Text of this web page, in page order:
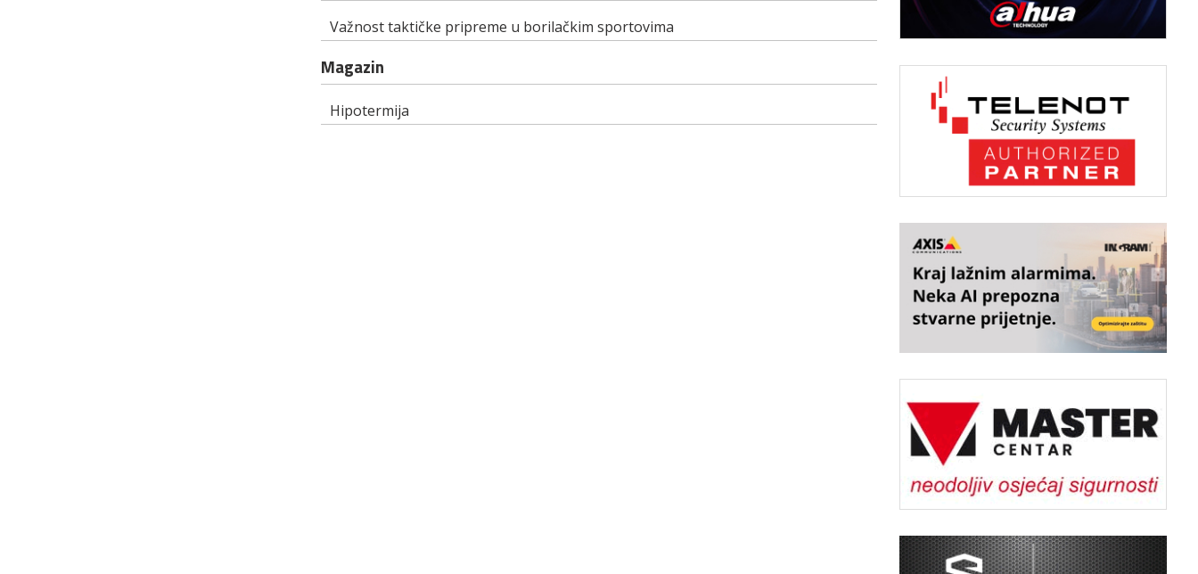
Važnost taktičke pripreme u borilačkim sportovima
Magazin
Hipotermija